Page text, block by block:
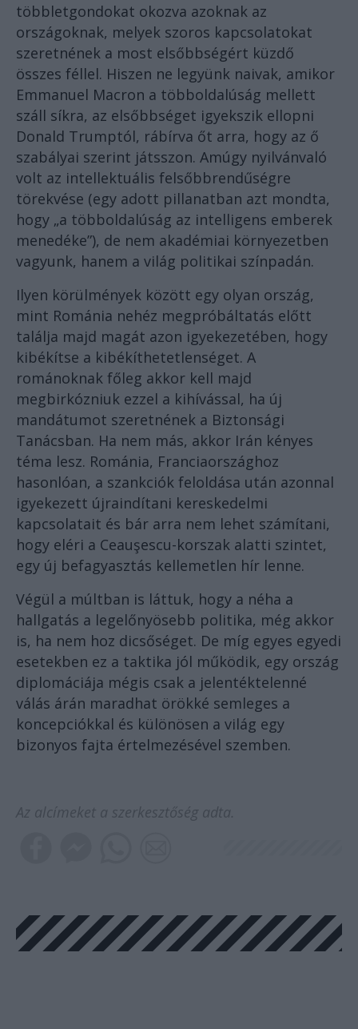
többletgondokat okozva azoknak az
országoknak, melyek szoros kapcsolatokat
szeretnének a most elsőbbségért küzdő
összes féllel. Hiszen ne legyünk naivak, amikor
Emmanuel Macron a többoldalúság mellett
száll síkra, az elsőbbséget igyekszik ellopni
Donald Trumptól, rábírva őt arra, hogy az ő
szabályai szerint játsszon. Amúgy nyilvánvaló
volt az intellektuális felsőbbrendűségre
törekvése (egy adott pillanatban azt mondta,
hogy „a többoldalúság az intelligens emberek
menedéke”), de nem akadémiai környezetben
vagyunk, hanem a világ politikai színpadán.
Ilyen körülmények között egy olyan ország,
mint Románia nehéz megpróbáltatás előtt
találja majd magát azon igyekezetében, hogy
kibékítse a kibékíthetetlenséget. A
románoknak főleg akkor kell majd
megbirkózniuk ezzel a kihívással, ha új
mandátumot szeretnének a Biztonsági
Tanácsban. Ha nem más, akkor Irán kényes
téma lesz. Románia, Franciaországhoz
hasonlóan, a szankciók feloldása után azonnal
igyekezett újraindítani kereskedelmi
kapcsolatait és bár arra nem lehet számítani,
hogy eléri a Ceauşescu-korszak alatti szintet,
egy új befagyasztás kellemetlen hír lenne.
Végül a múltban is láttuk, hogy a néha a
hallgatás a legelőnyösebb politika, még akkor
is, ha nem hoz dicsőséget. De míg egyes egyedi
esetekben ez a taktika jól működik, egy ország
diplomáciája mégis csak a jelentéktelenné
válás árán maradhat örökké semleges a
koncepciókkal és különösen a világ egy
bizonyos fajta értelmezésével szemben.
Az alcímeket a szerkesztőség adta.